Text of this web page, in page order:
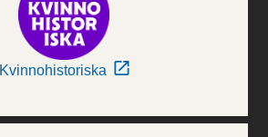
Kvinnohistoriska